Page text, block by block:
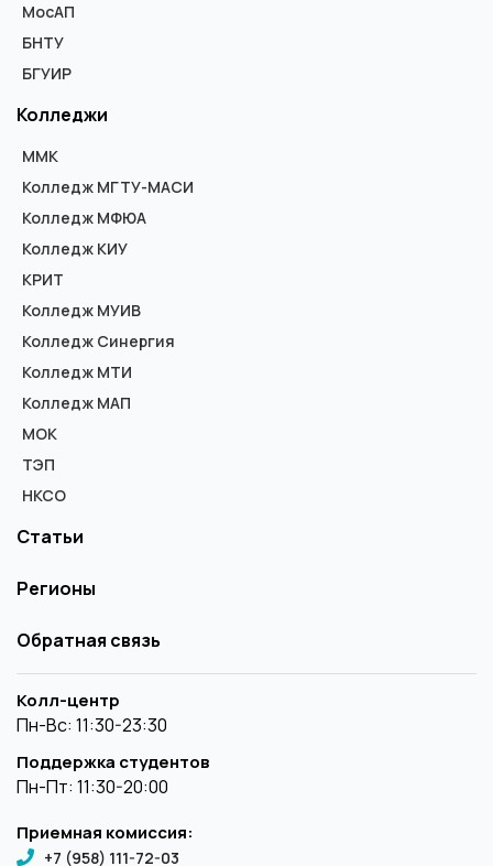
МосАП
БНТУ
БГУИР
Колледжи
ММК
Колледж МГТУ-МАСИ
Колледж МФЮА
Колледж КИУ
КРИТ
Колледж МУИВ
Колледж Синергия
Колледж МТИ
Колледж МАП
МОК
ТЭП
НКСО
Статьи
Регионы
Обратная связь
Колл-центр
Пн-Вс: 11:30-23:30
Поддержка студентов
Пн-Пт: 11:30-20:00
Приемная комиссия:
+7 (958) 111-72-03